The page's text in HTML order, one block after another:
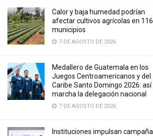
Calor y baja humedad podrían
afectar cultivos agrícolas en 116
municipios
7 DE AGOSTO DE 2026
Medallero de Guatemala en los
Juegos Centroamericanos y del
Caribe Santo Domingo 2026: así
marcha la delegación nacional
7 DE AGOSTO DE 2026
Instituciones impulsan campaña